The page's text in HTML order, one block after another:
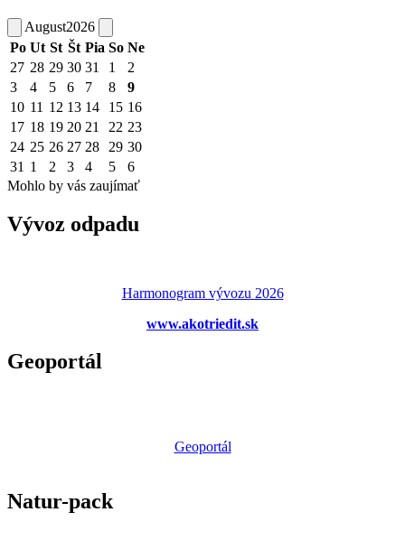
August2026
Po Ut St Št Pia So Ne
27 28 29 30 31 1
2
3
4 5 6 7 8
9
10 11 12 13 14 15 16
17 18 19 20 21 22 23
24 25 26 27 28 29 30
31 1 2 3 4 5
6
Mohlo by vás zaujímať
Vývoz odpadu
Harmonogram vývozu 2026
www.akotriedit.sk
Geoportál
Geoportál
Natur-pack